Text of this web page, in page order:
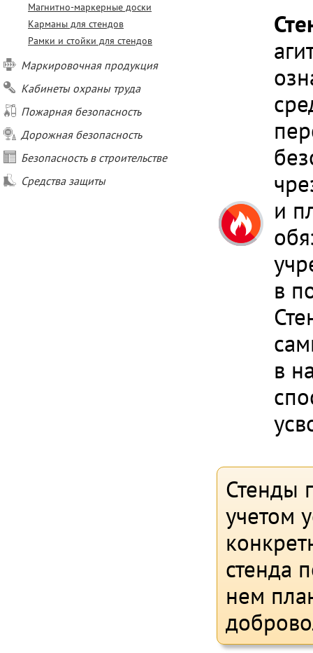
Магнитно-маркерные доски
Карманы для стендов
Рамки и стойки для стендов
Маркировочная продукция
Кабинеты охраны труда
Пожарная безопасность
Дорожная безопасность
Безопасность в строительстве
Средства защиты
и
в
в
Стенды
учетом
стенда
нем